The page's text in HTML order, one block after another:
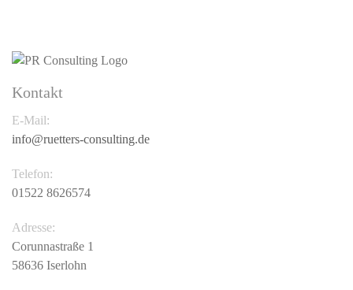
Kontakt
E-Mail:
info@ruetters-consulting.de
Telefon:
01522 8626574
Adresse:
Corunnastraße 1
58636 Iserlohn